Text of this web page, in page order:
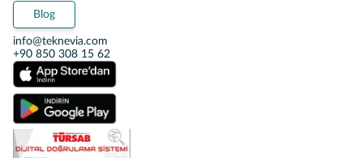
Blog
info@teknevia.com
+90 850 308 15 62